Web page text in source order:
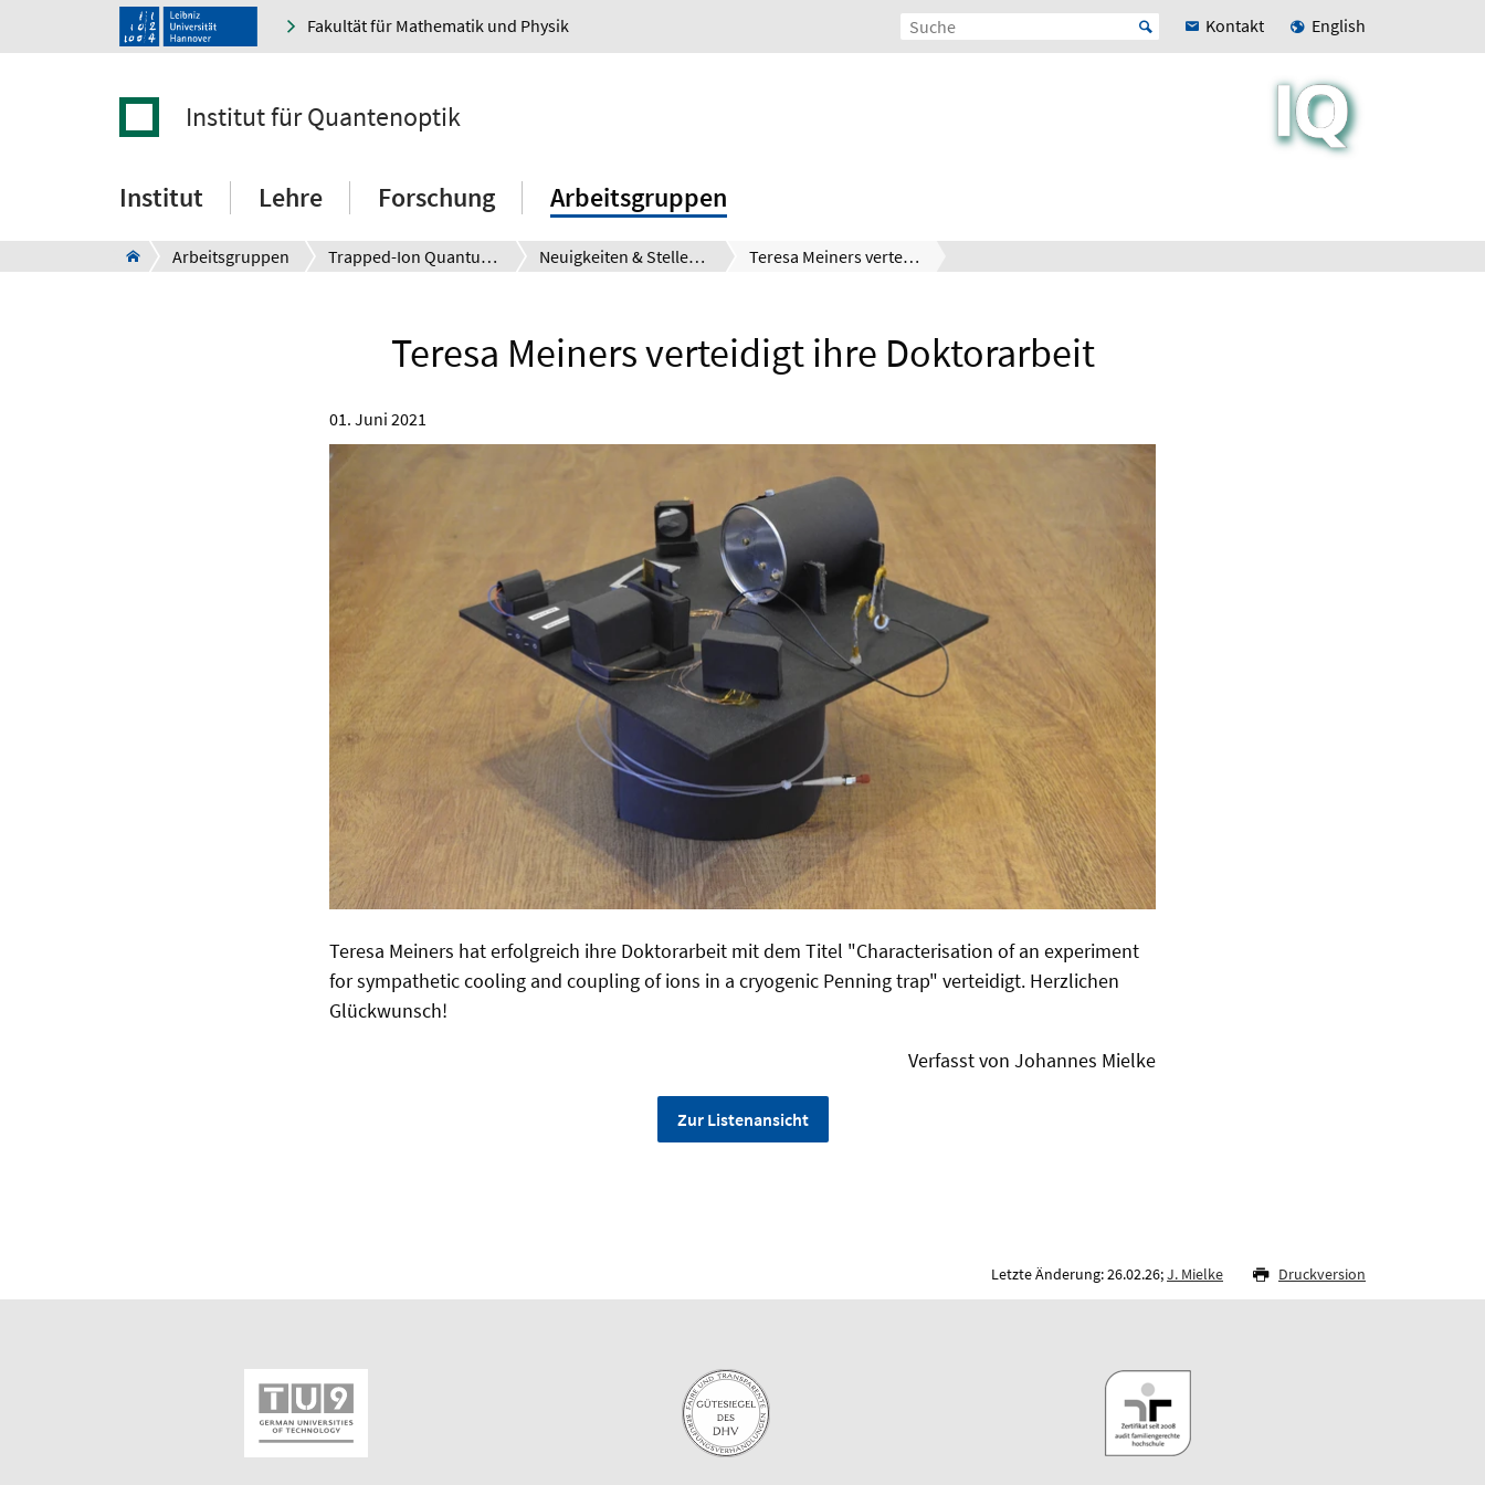
Fakultät für Mathematik und Physik Kontakt English
Institut für Quantenoptik
Institut Lehre Forschung Arbeitsgruppen
Arbeitsgruppen Trapped-Ion Quantum Engineering Neuigkeiten & Stellenangebote Teresa Meiners verteidigt ihre Doktorarbeit
Teresa Meiners verteidigt ihre Doktorarbeit
01. Juni 2021
Teresa Meiners hat erfolgreich ihre Doktorarbeit mit dem Titel "Characterisation of an experiment
for sympathetic cooling and coupling of ions in a cryogenic Penning trap" verteidigt. Herzlichen
Glückwunsch!
Verfasst von Johannes Mielke
Zur Listenansicht
Letzte Änderung: 26.02.26;J. Mielke Druckversion